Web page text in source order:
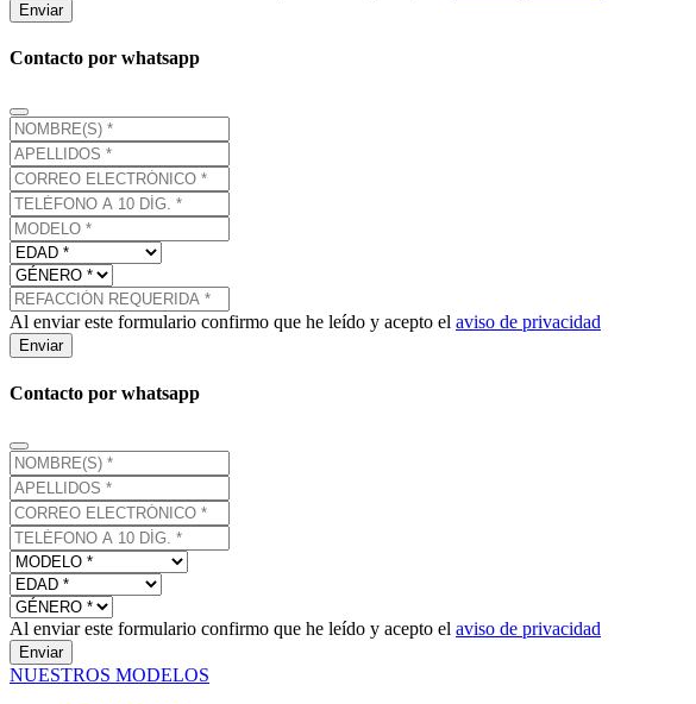
Enviar
Contacto por whatsapp
Al enviar este formulario confirmo que he leído y acepto el aviso de privacidad
Enviar
Contacto por whatsapp
Al enviar este formulario confirmo que he leído y acepto el aviso de privacidad
Enviar
NUESTROS MODELOS